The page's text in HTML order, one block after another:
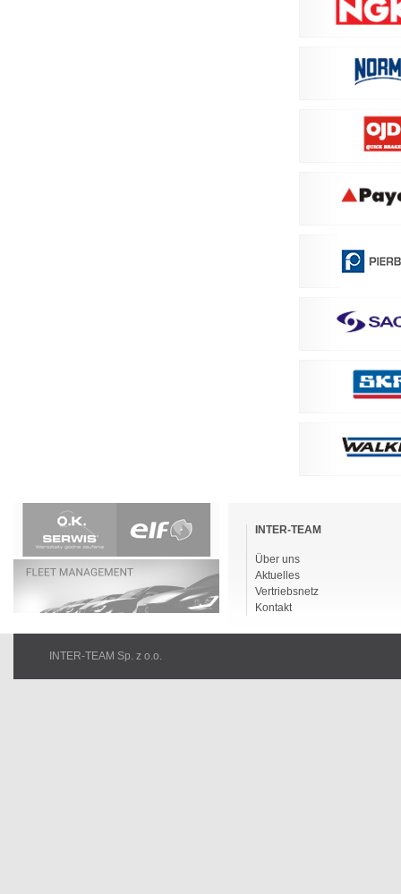
überspringen
INTER-TEAM
Über uns
Aktuelles
Vertriebsnetz
Kontakt
INTER-TEAM Sp. z o.o.